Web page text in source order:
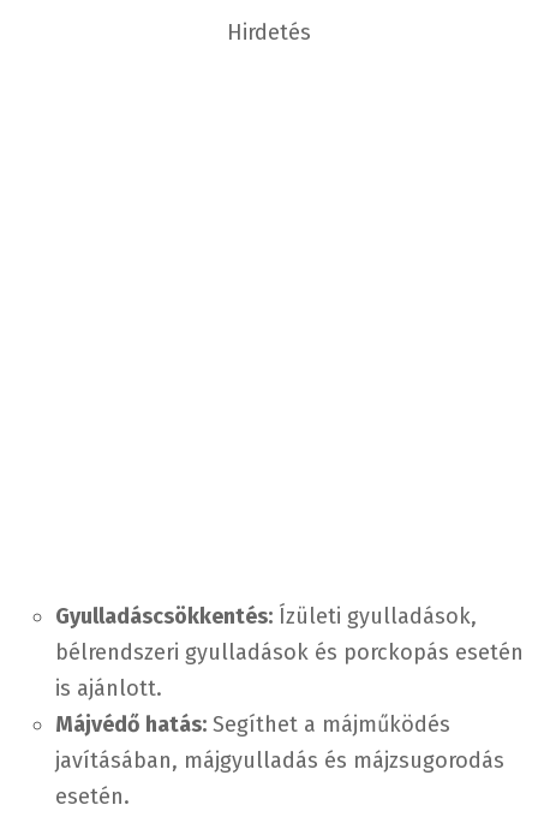
Hirdetés
Gyulladáscsökkentés: Ízületi gyulladások,
bélrendszeri gyulladások és porckopás esetén
is ajánlott.
Májvédő hatás: Segíthet a májműködés
javításában, májgyulladás és májzsugorodás
esetén.